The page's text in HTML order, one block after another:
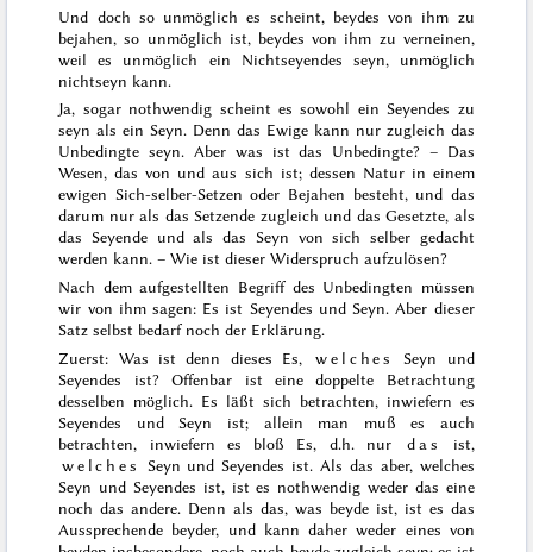
Und doch so unmöglich es scheint, beydes von ihm zu
bejahen, so unmöglich ist, beydes von ihm zu verneinen,
weil es unmöglich ein Nichtseyendes seyn, unmöglich
nichtseyn kann.
Ja, sogar nothwendig scheint es sowohl ein Seyendes zu
seyn als ein Seyn. Denn das Ewige kann nur zugleich das
Unbedingte seyn. Aber was ist das Unbedingte? – Das
Wesen, das von und aus sich ist; dessen Natur in einem
ewigen Sich-selber-Setzen oder Bejahen besteht, und das
darum nur als das Setzende zugleich und das Gesetzte, als
das Seyende und als das Seyn von sich selber gedacht
werden kann. – Wie ist dieser Widerspruch aufzulösen?
Nach dem aufgestellten Begriff des Unbedingten müssen
wir von ihm sagen: Es ist Seyendes und Seyn. Aber dieser
Satz selbst bedarf noch der Erklärung.
Zuerst: Was ist denn dieses Es,
welches
Seyn und
Seyendes ist? Offenbar ist eine doppelte Betrachtung
desselben möglich. Es läßt sich betrachten, inwiefern es
Seyendes und Seyn ist; allein man muß es auch
betrachten, inwiefern es bloß Es, d.h. nur
das
ist,
welches
Seyn und Seyendes ist. Als das aber, welches
Seyn und Seyendes ist, ist es nothwendig weder das eine
noch das andere. Denn als das, was beyde ist, ist es das
Aussprechende beyder, und kann daher weder eines von